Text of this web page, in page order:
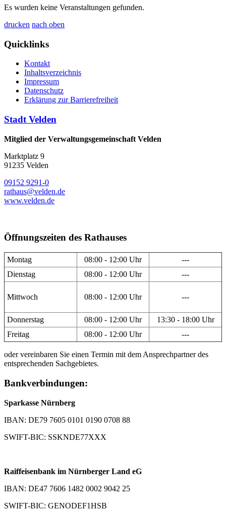
Es wurden keine Veranstaltungen gefunden.
drucken nach oben
Quicklinks
Kontakt
Inhaltsverzeichnis
Impressum
Datenschutz
Erklärung zur Barrierefreiheit
Stadt Velden
Mitglied der Verwaltungsgemeinschaft Velden
Marktplatz 9
91235 Velden
09152 9291-0
rathaus@velden.de
www.velden.de
Öffnungszeiten des Rathauses
Montag 08:00 - 12:00 Uhr
---
Dienstag
08:00 - 12:00 Uhr ---
Mittwoch 08:00 - 12:00 Uhr ---
Donnerstag 08:00 - 12:00 Uhr
13:30 - 18:00 Uhr
Freitag
08:00 - 12:00 Uhr ---
oder vereinbaren Sie einen Termin mit dem Ansprechpartner des
entsprechenden Sachgebietes.
Bankverbindungen:
Sparkasse Nürnberg
IBAN: DE79 7605 0101 0190 0708 88
SWIFT-BIC: SSKNDE77XXX
Raiffeisenbank im Nürnberger Land eG
IBAN: DE47 7606 1482 0002 9042 25
SWIFT-BIC: GENODEF1HSB